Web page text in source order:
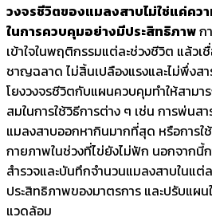
วงจรชีวิตของแมลงสาบไม่ใช่แค่คว
ในการควบคุมอย่างมีประสิทธิภาพก
เข้าใจในพฤติกรรมแต่ละช่วงชีวิต แล้วเ
ชาญฉลาด ไม่สิ้นเปลืองแรงและไม่พึ่งสา
โยงวงจรชีวิตกับแผนควบคุมทำให้สามาร
สมในการใช้วิธีการต่าง ๆ เช่น การพ่นสา
แมลงสาบออกหากินมากที่สุด หรือการใ
กายภาพในช่วงที่ไข่ยังไม่ฟัก นอกจาก
สำรวจและบันทึกจำนวนแมลงสาบในแต่ล
ประสิทธิภาพของมาตรการ และปรับแผ
แวดล้อม